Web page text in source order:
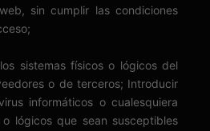
sin cumplir las condiciones
sistemas físicos o lógicos del
o de terceros; Introducir
informáticos o cualesquiera
lógicos que sean susceptibles